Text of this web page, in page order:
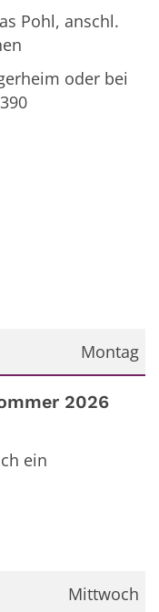
Pohl, anschl.
oder bei
Montag
2026
ein
Mittwoch